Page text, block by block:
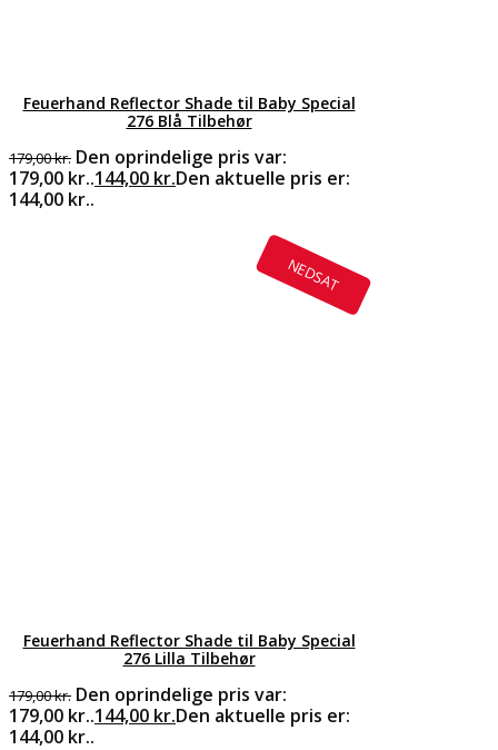
Feuerhand Reflector Shade til Baby Special
276 Blå Tilbehør
179,00kr. Den oprindelige pris var:
179,00 kr..144,00 kr.Den aktuelle pris er:
144,00 kr..
NEDSAT
Feuerhand Reflector Shade til Baby Special
276 Lilla Tilbehør
179,00kr. Den oprindelige pris var:
179,00 kr..144,00 kr.Den aktuelle pris er:
144,00 kr..